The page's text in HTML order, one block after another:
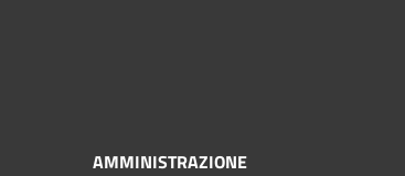
AMMINISTRAZIONE